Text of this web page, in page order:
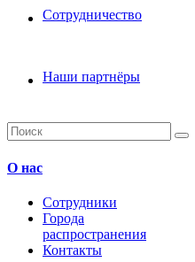
Сотрудничество
Наши партнёры
О нас
Сотрудники
Города
распространения
Контакты